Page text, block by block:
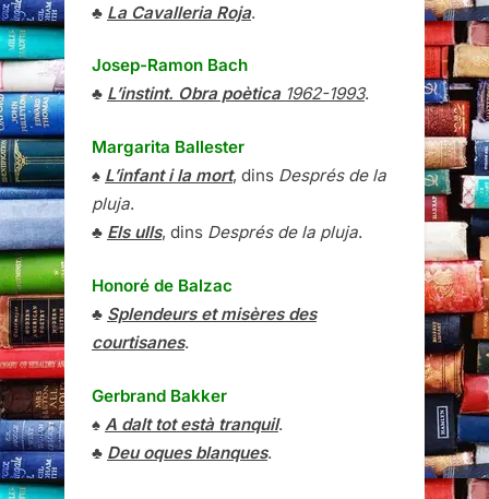
♣ La Cavalleria Roja.
Josep-Ramon Bach
♣ L’instint. Obra poètica1962-1993.
Margarita Ballester
♠ L’infant i la mort, dins Després de la
pluja.
♣ Els ulls, dins Després de la pluja.
Honoré de Balzac
♣ Splendeurs et misères des
courtisanes.
Gerbrand Bakker
♠ A dalt tot està tranquil.
♣ Deu oques blanques.